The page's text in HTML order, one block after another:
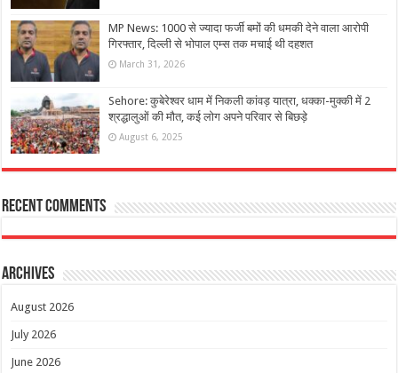
MP News: 1000 से ज्यादा फर्जी बमों की धमकी देने वाला आरोपी
गिरफ्तार, दिल्ली से भोपाल एम्स तक मचाई थी दहशत
March 31, 2026
Sehore: कुबेरेश्वर धाम में निकली कांवड़ यात्रा, धक्का-मुक्की में 2
श्रद्धालुओं की मौत, कई लोग अपने परिवार से बिछड़े
August 6, 2025
Recent Comments
Archives
August 2026
July 2026
June 2026